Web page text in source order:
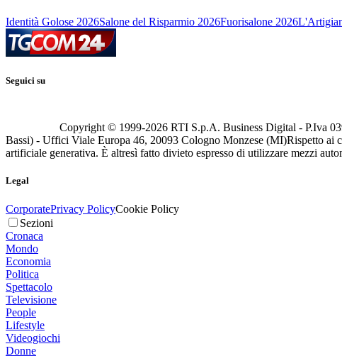
Identità Golose 2026Salone del Risparmio 2026Fuorisalone 2026
Seguici su
Copyright © 1999-2026 RTI S.p.A. Business Digital - P.Iva
Bassi) - Uffici Viale Europa 46, 20093 Cologno Monzese (MI)Rispetto ai
artificiale generativa. È altresì fatto divieto espresso di utilizzare mezzi
Legal
CorporatePrivacy PolicyCookie Policy
Sezioni
Cronaca
Mondo
Economia
Politica
Spettacolo
Televisione
People
Lifestyle
Videogiochi
Donne